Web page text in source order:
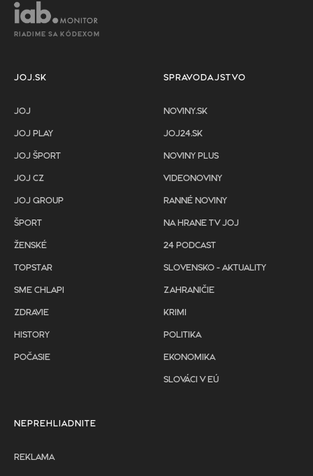
RIADIME SA KÓDEXOM
JOJ.SK
JOJ
JOJ PLAY
JOJ ŠPORT
JOJ CZ
JOJ GROUP
ŠPORT
ŽENSKÉ
TOPSTAR
SME CHLAPI
ZDRAVIE
HISTORY
POČASIE
SPRAVODAJSTVO
NOVINY.SK
JOJ24.SK
NOVINY PLUS
VIDEONOVINY
RANNÉ NOVINY
NA HRANE TV JOJ
24 PODCAST
SLOVENSKO - AKTUALITY
ZAHRANIČIE
KRIMI
POLITIKA
EKONOMIKA
SLOVÁCI V EÚ
NEPREHLIADNITE
REKLAMA